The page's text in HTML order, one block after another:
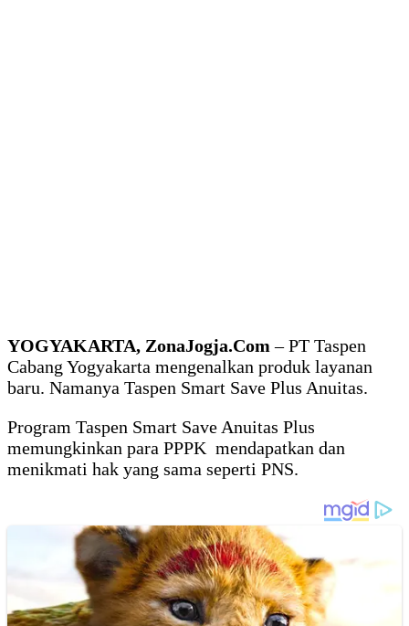
YOGYAKARTA, ZonaJogja.Com – PT Taspen
Cabang Yogyakarta mengenalkan produk layanan
baru. Namanya Taspen Smart Save Plus Anuitas.
Program Taspen Smart Save Anuitas Plus
memungkinkan para PPPK mendapatkan dan
menikmati hak yang sama seperti PNS.